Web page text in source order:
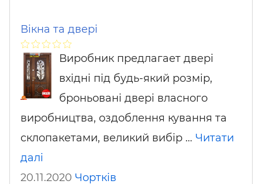
Вікна та двері
Виробник предлагает двері
вхідні під будь-який розмір,
броньовані двері власного
виробництва, оздоблення кування та
склопакетами, великий вибір … Читати
далі
20.11.2020 Чортків